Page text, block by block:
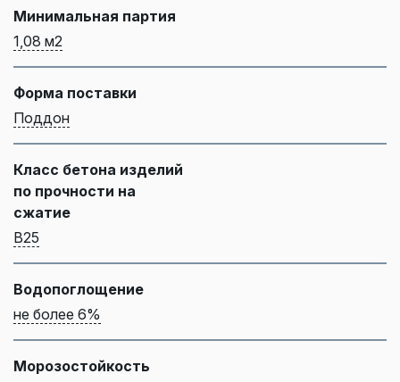
Минимальная партия
1,08 м2
Форма поставки
Поддон
Класс бетона изделий
по прочности на
сжатие
B25
Водопоглощение
не более 6%
Морозостойкость